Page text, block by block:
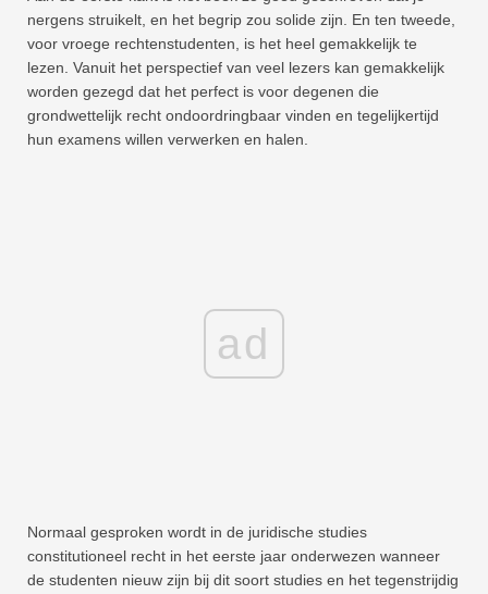
nergens struikelt, en het begrip zou solide zijn. En ten tweede,
voor vroege rechtenstudenten, is het heel gemakkelijk te
lezen. Vanuit het perspectief van veel lezers kan gemakkelijk
worden gezegd dat het perfect is voor degenen die
grondwettelijk recht ondoordringbaar vinden en tegelijkertijd
hun examens willen verwerken en halen.
ad
Normaal gesproken wordt in de juridische studies
constitutioneel recht in het eerste jaar onderwezen wanneer
de studenten nieuw zijn bij dit soort studies en het tegenstrijdig